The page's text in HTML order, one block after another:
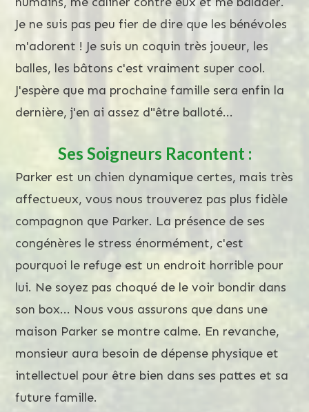
Je ne suis pas peu fier de dire que les bénévoles
m'adorent ! Je suis un coquin très joueur, les
balles, les bâtons c'est vraiment super cool.
J'espère que ma prochaine famille sera enfin la
dernière, j'en ai assez d"être balloté...
Ses Soigneurs Racontent :
Parker est un chien dynamique certes, mais très
affectueux, vous nous trouverez pas plus fidèle
compagnon que Parker. La présence de ses
congénères le stress énormément, c'est
pourquoi le refuge est un endroit horrible pour
lui. Ne soyez pas choqué de le voir bondir dans
son box... Nous vous assurons que dans une
maison Parker se montre calme. En revanche,
monsieur aura besoin de dépense physique et
intellectuel pour être bien dans ses pattes et sa
future famille.